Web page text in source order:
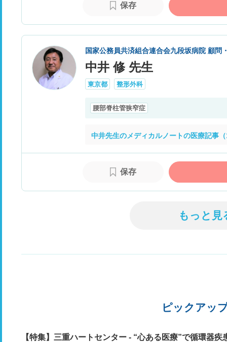
保存
国家公務員共済組合連合会九段坂病院 顧問
中井 修 先生
東京都 整形外科
腰部脊柱管狭窄症
中井先生のメディカルノートの医療記事
保存
もっと見
ピックアッ
【特集】三重ハートセンター - “心ある医療”で循環器疾